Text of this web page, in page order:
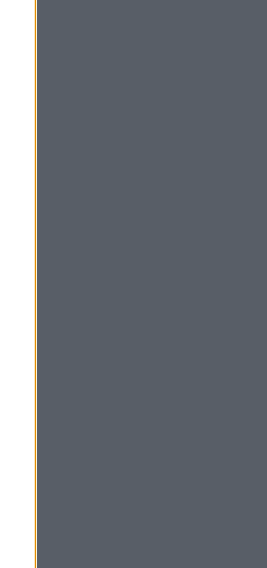
ρίψη της πρώτης
Χιροσίμα για να
του μηνός και στο
αεροσκάφος
της Μυκάλης)
στην ιαπωνική
όσο οι
εξαρτώνται από
σε χαμηλή